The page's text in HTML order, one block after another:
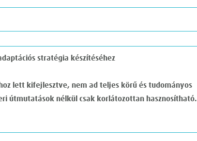
stratégia készítéséhez
lett kifejlesztve, nem ad teljes körű és tudományos
útmutatások nélkül csak korlátozottan hasznosítható.